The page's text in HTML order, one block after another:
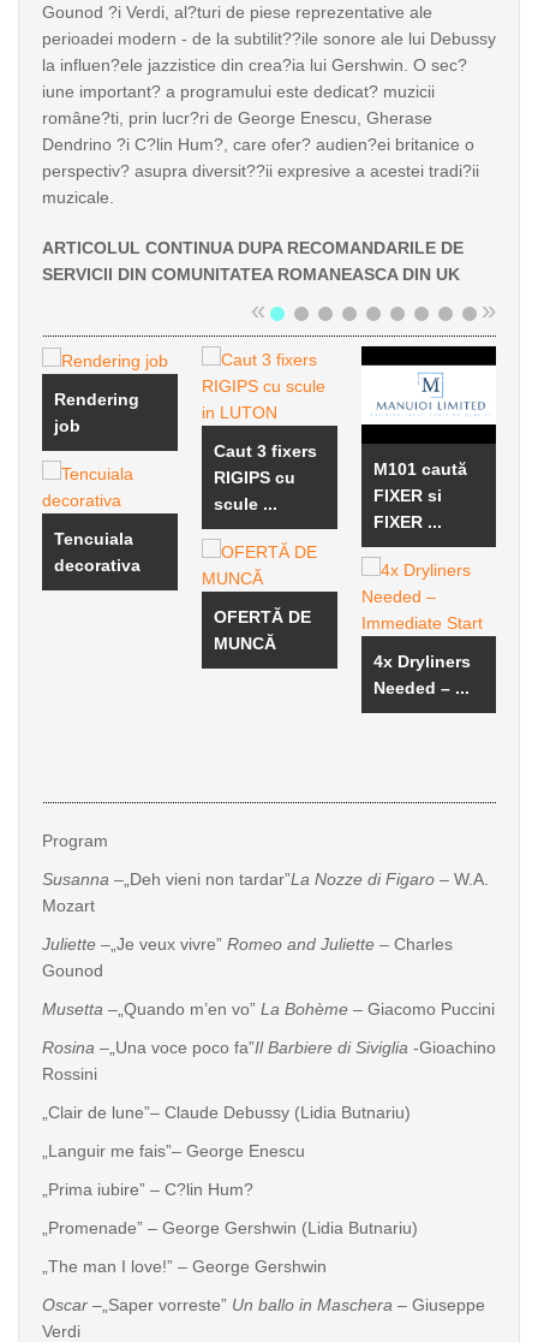
Gounod ?i Verdi, al?turi de piese reprezentative ale
perioadei modern - de la subtilit??ile sonore ale lui Debussy
la influen?ele jazzistice din crea?ia lui Gershwin. O sec?
iune important? a programului este dedicat? muzicii
române?ti, prin lucr?ri de George Enescu, Gherase
Dendrino ?i C?lin Hum?, care ofer? audien?ei britanice o
perspectiv? asupra diversit??ii expresive a acestei tradi?ii
muzicale.
ARTICOLUL CONTINUA DUPA RECOMANDARILE DE
SERVICII DIN COMUNITATEA ROMANEASCA DIN UK
« »
Rendering
job
Tencuiala
decorativa
Caut 3 fixers
RIGIPS cu
scule ...
OFERTĂ DE
MUNCĂ
M101 caută
FIXER si
FIXER ...
4x Dryliners
Needed – ...
Program
Susanna –„Deh vieni non tardar”La Nozze di Figaro – W.A.
Mozart
Juliette – „Je veux vivre” Romeo and Juliette – Charles
Gounod
Musetta –„Quando m’en vo” La Bohème – Giacomo Puccini
Rosina –„Una voce poco fa”Il Barbiere di Siviglia -Gioachino
Rossini
„Clair de lune”– Claude Debussy (Lidia Butnariu)
„Languir me fais”– George Enescu
„Prima iubire” – C?lin Hum?
„Promenade” – George Gershwin (Lidia Butnariu)
„The man I love!” – George Gershwin
Oscar – „Saper vorreste” Un ballo in Maschera – Giuseppe
Verdi